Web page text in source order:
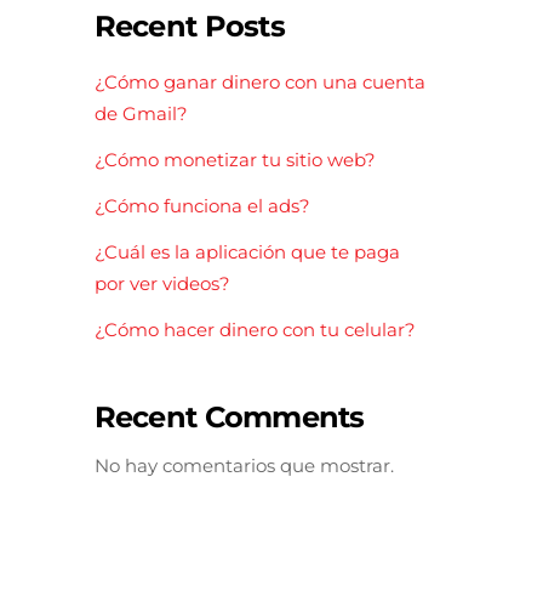
Recent Posts
¿Cómo ganar dinero con una cuenta
de Gmail?
¿Cómo monetizar tu sitio web?
¿Cómo funciona el ads?
¿Cuál es la aplicación que te paga
por ver videos?
¿Cómo hacer dinero con tu celular?
Recent Comments
No hay comentarios que mostrar.